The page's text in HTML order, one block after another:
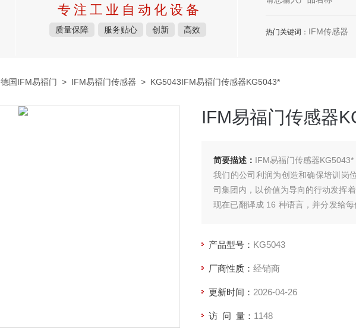
专注工业自动化设备
质量保障 服务贴心 创新 高效 热门关键词： IFM传感器
德国IFM易福门 > IFM易福门传感器 > KG5043IFM易福门传感器KG5043*
IFM易福门传感器
简要描述： IFM易福门传感器KG5043*
我们的公司利润为创造和确保培训岗
司集团内，以价值为导向的行动发挥
现在已翻译成 16 种语言，并分发给
产品型号： KG5043
厂商性质： 经销商
更新时间： 2026-04-26
访 问 量： 1148